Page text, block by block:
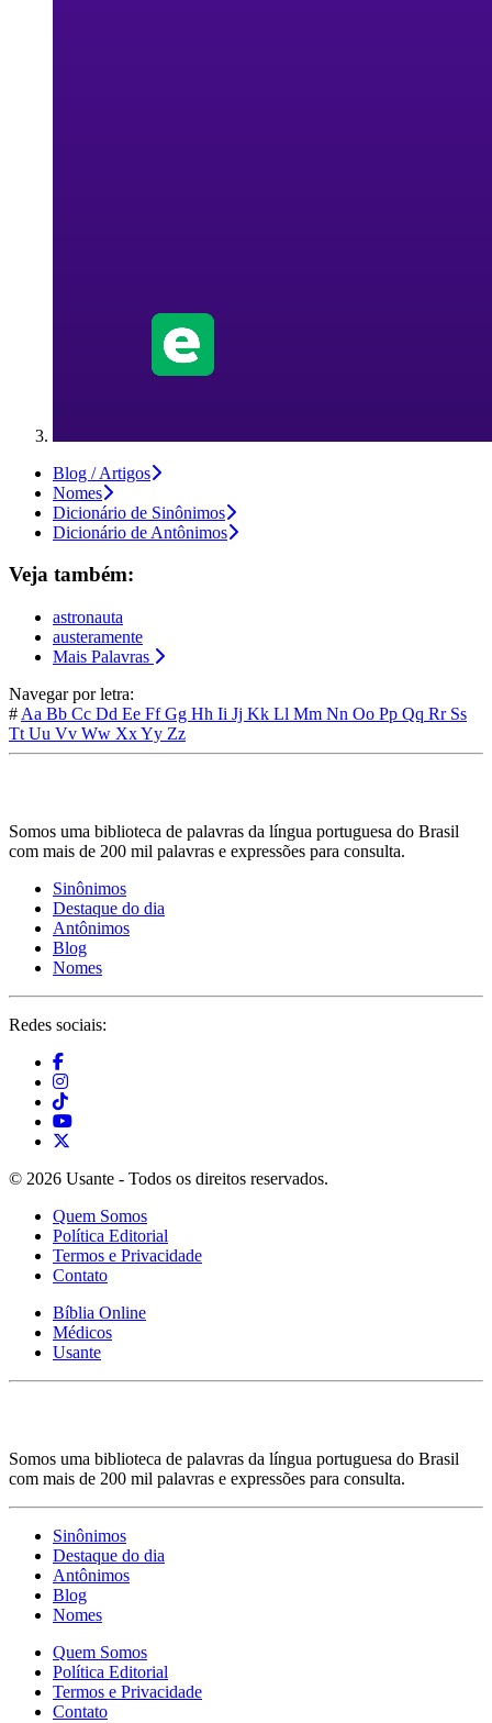
Blog / Artigos
Nomes
Dicionário de Sinônimos
Dicionário de Antônimos
Veja também:
astronauta
austeramente
Mais Palavras
Navegar por letra:
# Aa Bb Cc Dd Ee FfGg Hh Ii Jj Kk Ll Mm Nn Oo Pp Qq Rr Ss
Tt Uu Vv Ww XxYy Zz
Somos uma biblioteca de palavras da língua portuguesa do Brasil
com mais de 200 mil palavras e expressões para consulta.
Sinônimos
Destaque do dia
Antônimos
Blog
Nomes
Redes sociais:
© 2026 Usante - Todos os direitos reservados.
Quem Somos
Política Editorial
Termos e Privacidade
Contato
Bíblia Online
Médicos
Usante
Somos uma biblioteca de palavras da língua portuguesa do Brasil
com mais de 200 mil palavras e expressões para consulta.
Sinônimos
Destaque do dia
Antônimos
Blog
Nomes
Quem Somos
Política Editorial
Termos e Privacidade
Contato